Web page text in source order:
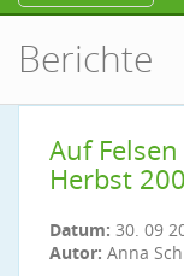
Berichte
Auf
Herbst
Datum: 30. 09
Autor: Anna